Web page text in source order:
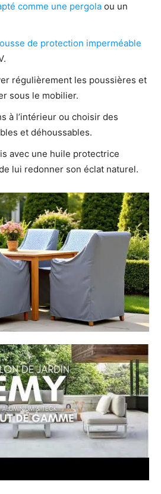
comme une pergola ou un
de protection imperméable
régulièrement les poussières et
sous le mobilier.
à l’intérieur ou choisir des
et déhoussables.
avec une huile protectrice
lui redonner son éclat naturel.